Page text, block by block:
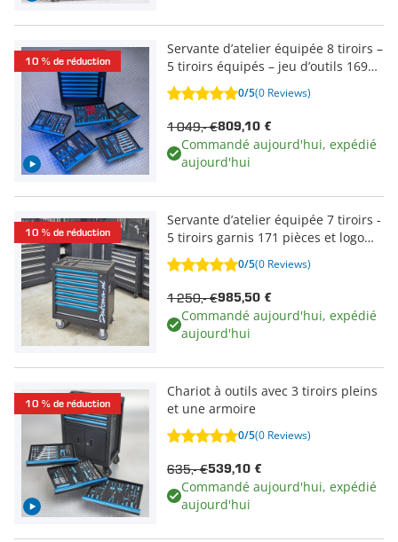
10 % de réduction
Servante d’atelier équipée 8 tiroirs –
5 tiroirs équipés – jeu d’outils 169
pièces
0/5(0 Reviews)
809,10 €
1 049,- €
Commandé aujourd'hui, expédié
aujourd'hui
10 % de réduction
Servante d’atelier équipée 7 tiroirs -
5 tiroirs garnis 171 pièces et logo
LED
0/5(0 Reviews)
985,50 €
1 250,- €
Commandé aujourd'hui, expédié
aujourd'hui
10 % de réduction
Chariot à outils avec 3 tiroirs pleins
et une armoire
0/5(0 Reviews)
539,10 €
635,- €
Commandé aujourd'hui, expédié
aujourd'hui